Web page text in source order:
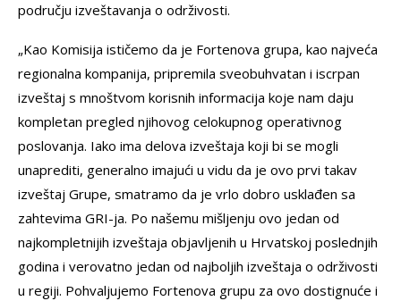
području izveštavanja o održivosti.
„Kao Komisija ističemo da je Fortenova grupa, kao najveća
regionalna kompanija, pripremila sveobuhvatan i iscrpan
izveštaj s mnoštvom korisnih informacija koje nam daju
kompletan pregled njihovog celokupnog operativnog
poslovanja. Iako ima delova izveštaja koji bi se mogli
unaprediti, generalno imajući u vidu da je ovo prvi takav
izveštaj Grupe, smatramo da je vrlo dobro usklađen sa
zahtevima GRI-ja. Po našemu mišljenju ovo jedan od
najkompletnijih izveštaja objavljenih u Hrvatskoj poslednjih
godina i verovatno jedan od najboljih izveštaja o održivosti
u regiji. Pohvaljujemo Fortenova grupu za ovo dostignuće i